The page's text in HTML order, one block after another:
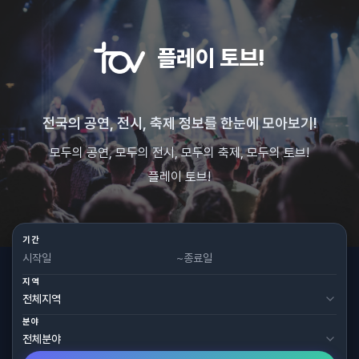
플레이 토브!
전국의 공연, 전시, 축제 정보를 한눈에 모아보기!
모두의 공연, 모두의 전시, 모두의 축제, 모두의 토브!
플레이 토브!
기간
~
지역
분야